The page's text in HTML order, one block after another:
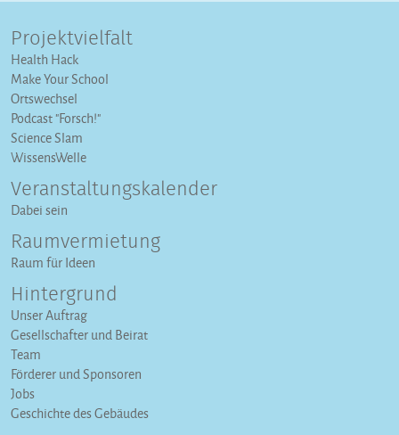
Projektvielfalt
Health Hack
Make Your School
Ortswechsel
Podcast "Forsch!"
Science Slam
WissensWelle
Veranstaltungs­kalender
Dabei sein
Raumvermietung
Raum für Ideen
Hintergrund
Unser Auftrag
Gesellschafter und Beirat
Team
Förderer und Sponsoren
Jobs
Geschichte des Gebäudes